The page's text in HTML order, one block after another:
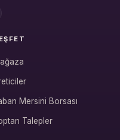
Mersini Borsası
Talepler